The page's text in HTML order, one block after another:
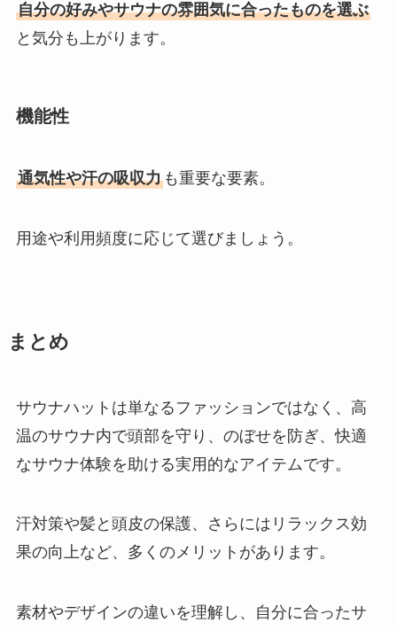
自分の好みやサウナの雰囲気に合ったものを選ぶ
と気分も上がります。
機能性
通気性や汗の吸収力も重要な要素。
用途や利用頻度に応じて選びましょう。
まとめ
サウナハットは単なるファッションではなく、高
温のサウナ内で頭部を守り、のぼせを防ぎ、快適
なサウナ体験を助ける実用的なアイテムです。
汗対策や髪と頭皮の保護、さらにはリラックス効
果の向上など、多くのメリットがあります。
素材やデザインの違いを理解し、自分に合ったサ